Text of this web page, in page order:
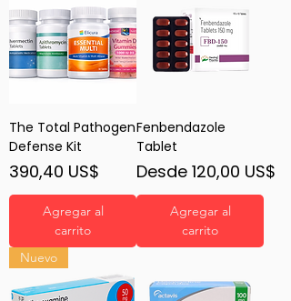
The Total Pathogen
Defense Kit
Precio
390,40 US$
Agregar al
carrito
Fenbendazole
Tablet
Desde 120,00 US$
Precio de oferta
Agregar al
carrito
Nuevo